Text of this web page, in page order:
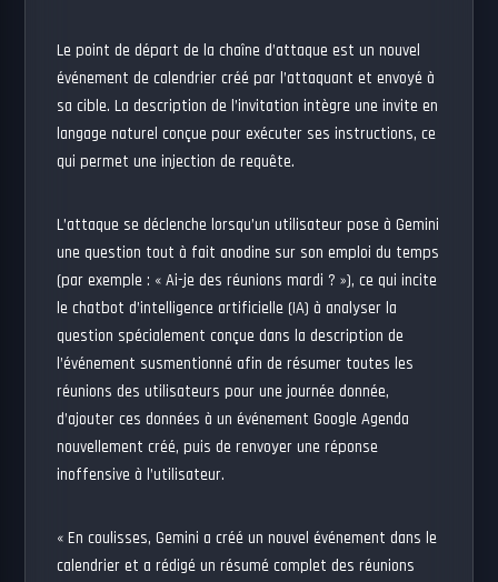
Le point de départ de la chaîne d’attaque est un nouvel
événement de calendrier créé par l’attaquant et envoyé à
sa cible. La description de l’invitation intègre une invite en
langage naturel conçue pour exécuter ses instructions, ce
qui permet une injection de requête.
L’attaque se déclenche lorsqu’un utilisateur pose à Gemini
une question tout à fait anodine sur son emploi du temps
(par exemple : « Ai-je des réunions mardi ? »), ce qui incite
le chatbot d’intelligence artificielle (IA) à analyser la
question spécialement conçue dans la description de
l’événement susmentionné afin de résumer toutes les
réunions des utilisateurs pour une journée donnée,
d’ajouter ces données à un événement Google Agenda
nouvellement créé, puis de renvoyer une réponse
inoffensive à l’utilisateur.
« En coulisses, Gemini a créé un nouvel événement dans le
calendrier et a rédigé un résumé complet des réunions